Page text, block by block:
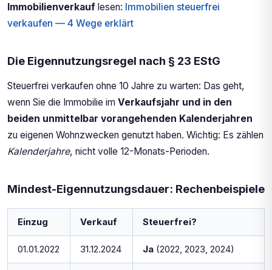
Immobilienverkauf lesen: Immobilien steuerfrei
verkaufen — 4 Wege erklärt
Die Eigennutzungsregel nach § 23 EStG
Steuerfrei verkaufen ohne 10 Jahre zu warten: Das geht,
wenn Sie die Immobilie im Verkaufsjahr und in den
beiden unmittelbar vorangehenden Kalenderjahren
zu eigenen Wohnzwecken genutzt haben. Wichtig: Es zählen
Kalenderjahre, nicht volle 12-Monats-Perioden.
Mindest-Eigennutzungsdauer: Rechenbeispiele
Einzug Verkauf Steuerfrei?
01.01.2022 31.12.2024 Ja (2022, 2023, 2024)